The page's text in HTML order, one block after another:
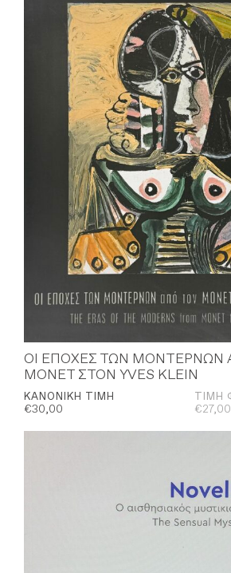
ΟΙ ΕΠΟΧΕΣ ΤΩΝ ΜΟΝΤΕΡΝΩΝ
ΜΟΝΕΤ ΣΤΟΝ YVES KLEIN
ΚΑΝΟΝΙΚΉ ΤΙΜΉ
€30,00
ΤΙΜΉ
€27,00